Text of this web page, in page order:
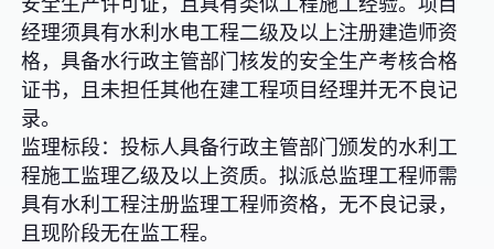
经理须具有水利水电工程二级及以上注册建造师资
格，具备水行政主管部门核发的安全生产考核合格
证书，且未担任其他在建工程项目经理并无不良记
录。
监理标段：投标人具备行政主管部门颁发的水利工
程施工监理乙级及以上资质。拟派总监理工程师需
具有水利工程注册监理工程师资格，无不良记录，
且现阶段无在监工程。